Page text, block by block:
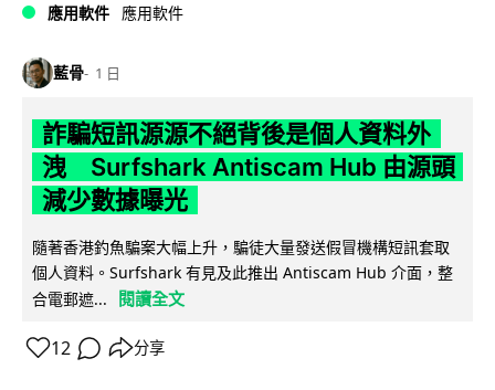
應用軟件 應用軟件
藍骨 1 日
詐騙短訊源源不絕背後是個人資料外
洩 Surfshark Antiscam Hub 由源頭
減少數據曝光
隨著香港釣魚騙案大幅上升，騙徒大量發送假冒機構短訊套取
個人資料。Surfshark 有見及此推出 Antiscam Hub 介面，整
合電郵遮...
閱讀全文
12 分享